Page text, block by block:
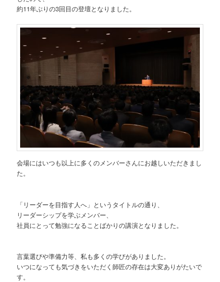
約11年ぶりの3回目の登壇となりました。
会場にはいつも以上に多くのメンバーさんにお越しいただきまし
た。
「リーダーを目指す人へ」というタイトルの通り、
リーダーシップを学ぶメンバー、
社員にとって勉強になることばかりの講演となりました。
言葉選びや準備力等、私も多くの学びがありました。
いつになっても気づきをいただく師匠の存在は大変ありがたいで
す。